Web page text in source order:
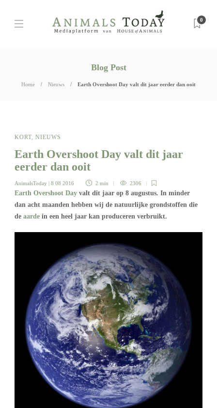
0
Blog Post
Home Nieuws Earth Overshoot Day valt dit jaar eerder dan ooit
KORT, NIEUWS
Earth Overshoot Day valt dit jaar
eerder dan ooit
AnimalsToday | 8 08 2016 2 min 2306
Earth Overshoot Day valt dit jaar op 8 augustus. In minder
dan acht maanden hebben wij de natuurlijke grondstoffen die
de aarde in een heel jaar kan produceren verbruikt.